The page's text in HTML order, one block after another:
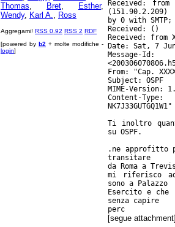
Thomas, Bret, Esther,
Wendy, Karl A., Ross
Aggregami! RSS 0.92 RSS 2 RDF
[powered by b2 + molte modifiche -
login]
Received:
(151.90.2.209)
by 0 with
Received: ()
Received: from
Date: Sat, 7
Message-Id:
From: "Cap.
Subject: OSPF
MIME-Version:
Content-
NK7J33GUTGQ1W1"
Ti inoltro
su OSPF.
.ne approfitto
transitare
da Roma a
mi riferisco
sono a Palazzo
Esercito e che
senza capire
perc
[segue attachment]